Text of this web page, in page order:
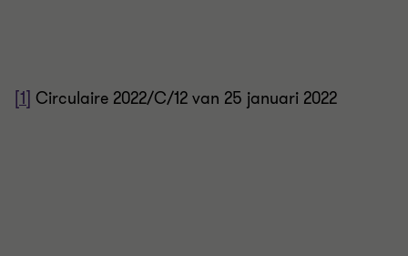
[1] Circulaire 2022/C/12 van 25 januari 2022